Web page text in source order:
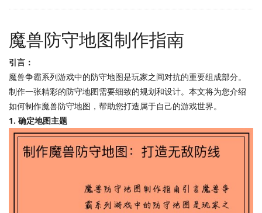
魔兽防守地图制作指南
引言：
魔兽争霸系列游戏中的防守地图是玩家之间对抗的重要组成部分。
制作一张精彩的防守地图需要细致的规划和设计。本文将为您介绍
如何制作魔兽防守地图，帮助您打造属于自己的游戏世界。
1. 确定地图主题